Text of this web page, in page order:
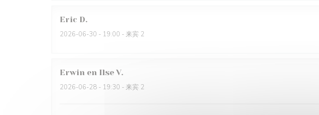
Eric D
2026-06-30 - 19:00 - 来宾 2
Erwin en Ilse V
2026-06-28 - 19:30 - 来宾 2